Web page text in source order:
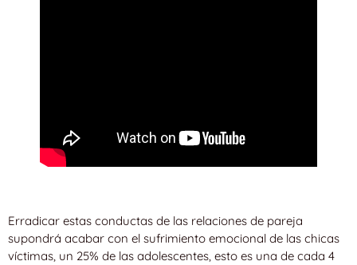
Erradicar estas conductas de las relaciones de pareja
supondrá acabar con el sufrimiento emocional de las chicas
víctimas, un 25% de las adolescentes, esto es una de cada 4